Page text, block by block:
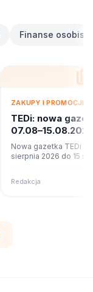
Finanse osobiste
ZAKUPY I PROMOCJE
TEDi: nowa
ofercie?
Nowa gazetka TEDi
sierpnia 2026 do 15
Redakcja